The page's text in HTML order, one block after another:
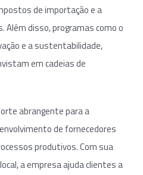
de importação e a
Além disso, programas como o
e a sustentabilidade,
em cadeias de
abrangente para a
de fornecedores
produtivos. Com sua
a empresa ajuda clientes a